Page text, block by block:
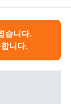
습니다.
니다.